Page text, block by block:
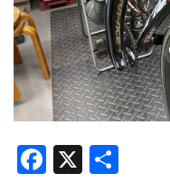
Facebook
X